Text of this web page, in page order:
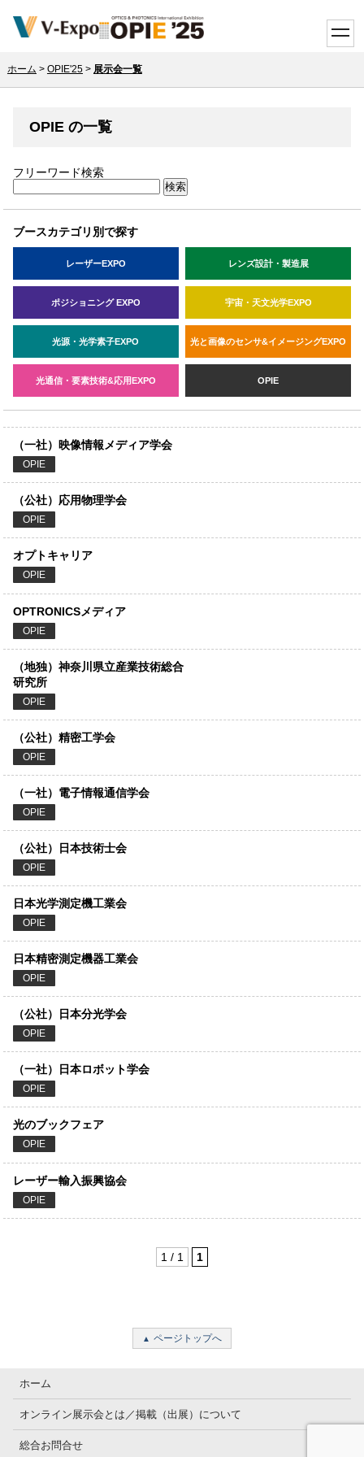
ホーム > OPIE'25> 展示会一覧
OPIE の一覧
フリーワード検索
ブースカテゴリ別で探す
レーザーEXPO レンズ設計・製造展
ポジショニング EXPO 宇宙・天文光学EXPO
光源・光学素子EXPO 光と画像のセンサ&イメージングEXPO
光通信・要素技術&応用EXPO OPIE
（一社）映像情報メディア学会
OPIE
（公社）応用物理学会
OPIE
オプトキャリア
OPIE
OPTRONICSメディア
OPIE
（地独）神奈川県立産業技術総合
研究所
OPIE
（公社）精密工学会
OPIE
（一社）電子情報通信学会
OPIE
（公社）日本技術士会
OPIE
日本光学測定機工業会
OPIE
日本精密測定機器工業会
OPIE
（公社）日本分光学会
OPIE
（一社）日本ロボット学会
OPIE
光のブックフェア
OPIE
レーザー輸入振興協会
OPIE
1 / 1 1
ページトップへ
ホーム
オンライン展示会とは／掲載（出展）について
総合お問合せ